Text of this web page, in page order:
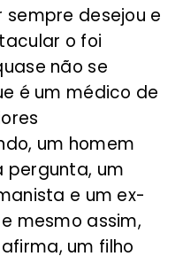
desejou e
o foi
não se
é um médico de
um homem
pergunta, um
e um ex-
mesmo assim,
um filho